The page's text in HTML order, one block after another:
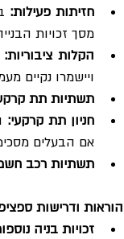
חזיתות פעילות:
מסך זכויות
הקלות ציבוריות:
ויישמרו נקיים
תשתיות תת
חניון תת קרקעי:
אם הבעלים
תשתיות רכב
הוראות ודרישות
זכויות בניה